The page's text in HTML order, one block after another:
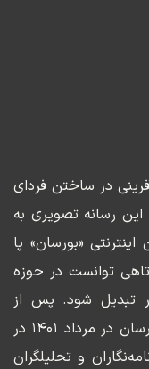
در ساختن فردای
رسانه تصویری به
اینترنتی «بورسان» پا
توانست در حوزه
تبدیل شود. پس از
حدود دو و نیم سال فعالیت مستمر، بورسان در مرداد ۱۴۰۱ در
و تحلیلگران